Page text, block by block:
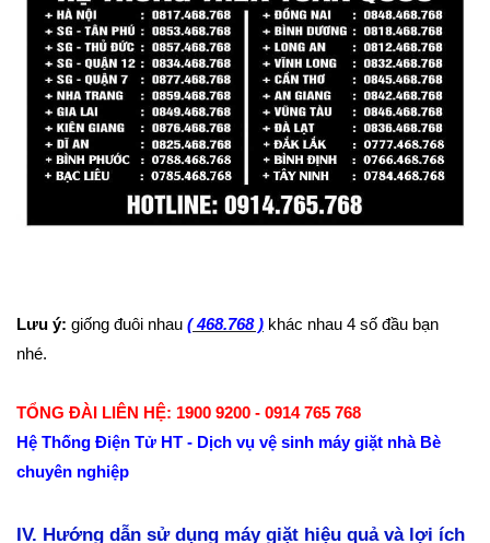
Lưu ý: giống đuôi nhau ( 468.768 ) khác nhau 4 số đầu bạn
nhé.
TỔNG ĐÀI LIÊN HỆ: 1900 9200 - 0914 765 768
Hệ Thống Điện Tử HT - Dịch vụ vệ sinh máy giặt nhà Bè
chuyên nghiệp
IV. Hướng dẫn sử dụng máy giặt hiệu quả và lợi ích